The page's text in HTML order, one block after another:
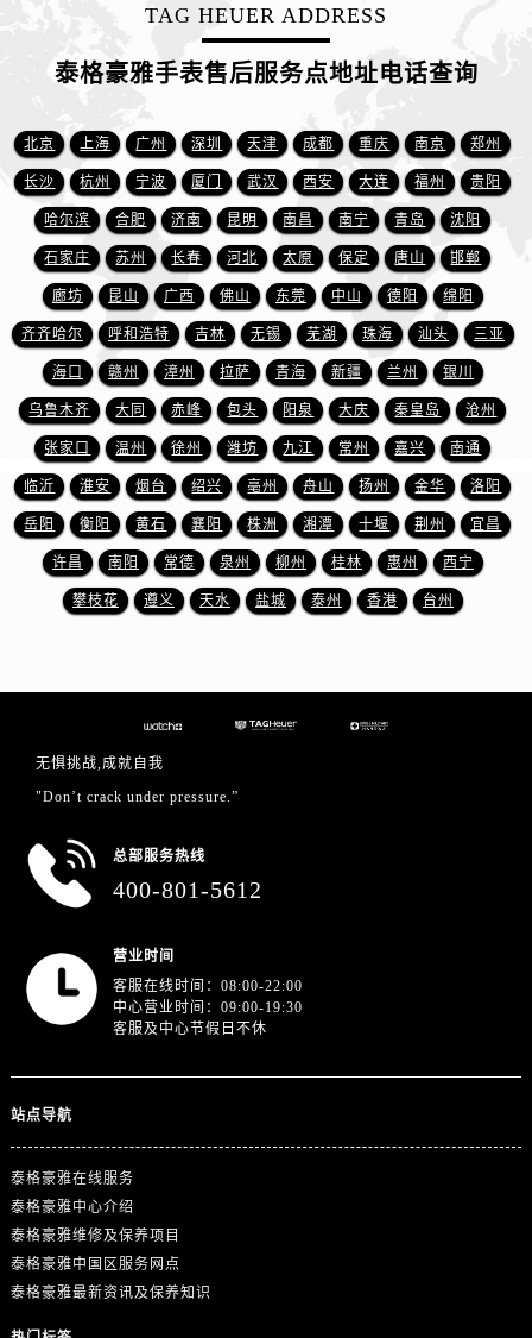
山东省泰安市泰山区财源街道泰山大街泰格豪雅售后服务中心（需提前预约）
山东省潍坊市奎文区东风东街泰格豪雅售后服务中心（需提前预约）
山东省枣庄市滕州市北辛路与善国路交叉口泰格豪雅售后服务中心（需提前预约）
山东省淄博市张店区金晶大道泰格豪雅售后服务中心（需提前预约）
上海市黄浦区南京东路299号宏伊国际广场写字楼8层806室泰格豪雅售后服务中心（需提前预约）
上海市徐汇区虹桥路3号港汇中心2座37层3705室泰格豪雅售后服务中心（需提前预约）
浙江省杭州市上城区钱江路1366号华润大厦A座5层503-5室泰格豪雅售后服务中心（需提前预约）
浙江省湖州市吴兴区劳动路泰格豪雅售后服务中心（需提前预约）
浙江省嘉兴市南湖区广益路705号嘉兴世界贸易中心A座13层1304室泰格豪雅售后服务中心（需提前预约）
浙江省金华市金东区东市南街777号金华万达广场4号楼22楼2209室泰格豪雅售后服务中心（需提前预约）
浙江省丽水市莲都区解放街泰格豪雅售后服务中心（需提前预约）
浙江省宁波市江北区大闸南路500号来福士广场办公楼20层2009室泰格豪雅售后服务中心（需提前预约）
浙江省衢州市柯城区上街泰格豪雅售后服务中心（需提前预约）
浙江省绍兴市越城区胜利东路379号世茂天际中心写字楼8层805室泰格豪雅售后服务中心（需提前预约）
浙江省舟山市定海区解放东路泰格豪雅售后服务中心（需提前预约）
广东省江门市蓬江区广场西路泰格豪雅售后服务中心（需提前预约）
TAG HEUER ADDRESS
泰格豪雅手表售后服务点地址电话查询
北京 上海 广州 深圳 天津 成都 重庆 南京 郑州
长沙 杭州 宁波 厦门 武汉 西安 大连 福州 贵阳
哈尔滨 合肥 济南 昆明 南昌 南宁 青岛 沈阳
石家庄 苏州 长春 河北 太原 保定 唐山 邯郸
廊坊 昆山 广西 佛山 东莞 中山 德阳 绵阳
齐齐哈尔 呼和浩特 吉林 无锡 芜湖 珠海 汕头 三亚
海口 赣州 漳州 拉萨 青海 新疆 兰州 银川
乌鲁木齐 大同 赤峰 包头 阳泉 大庆 秦皇岛 沧州
张家口 温州 徐州 潍坊 九江 常州 嘉兴 南通
临沂 淮安 烟台 绍兴 亳州 舟山 扬州 金华 洛阳
岳阳 衡阳 黄石 襄阳 株洲 湘潭 十堰 荆州 宜昌
许昌 南阳 常德 泉州 柳州 桂林 惠州 西宁
攀枝花 遵义 天水 盐城 泰州 香港 台州
无惧挑战,成就自我
"Don’t crack under pressure.”
总部服务热线
400-801-5612
营业时间
客服在线时间：08:00-22:00
中心营业时间：09:00-19:30
客服及中心节假日不休
站点导航
泰格豪雅在线服务
泰格豪雅中心介绍
泰格豪雅维修及保养项目
泰格豪雅中国区服务网点
泰格豪雅最新资讯及保养知识